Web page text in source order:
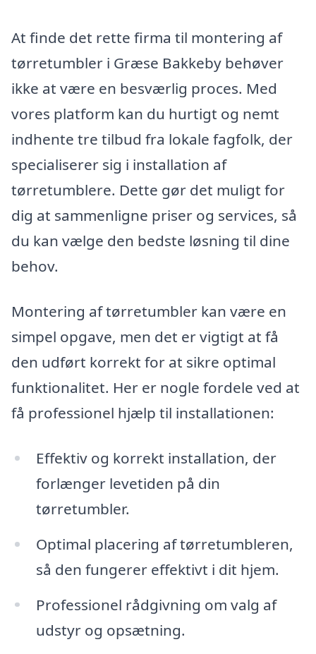
At finde det rette firma til montering af
tørretumbler i Græse Bakkeby behøver
ikke at være en besværlig proces. Med
vores platform kan du hurtigt og nemt
indhente tre tilbud fra lokale fagfolk, der
specialiserer sig i installation af
tørretumblere. Dette gør det muligt for
dig at sammenligne priser og services, så
du kan vælge den bedste løsning til dine
behov.
Montering af tørretumbler kan være en
simpel opgave, men det er vigtigt at få
den udført korrekt for at sikre optimal
funktionalitet. Her er nogle fordele ved at
få professionel hjælp til installationen:
Effektiv og korrekt installation, der
forlænger levetiden på din
tørretumbler.
Optimal placering af tørretumbleren,
så den fungerer effektivt i dit hjem.
Professionel rådgivning om valg af
udstyr og opsætning.